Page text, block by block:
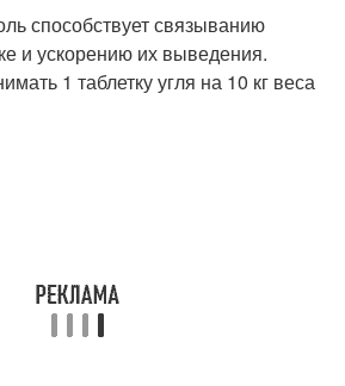
способствует связыванию
и ускорению их выведения.
1 таблетку угля на 10 кг веса